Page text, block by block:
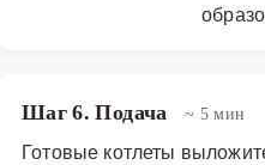
Шаг 6. Подача ~ 5 мин
Готовые котлеты